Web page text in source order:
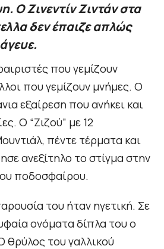
Ο Ζινεντίν Ζιντάν στα
δεν έπαιζε απλώς
που γεμίζουν
που γεμίζουν μνήμες. Ο
εξαίρεση που ανήκει και
Ο “Ζιζού” με 12
πέντε τέρματα και
ανεξίτηλο το στίγμα στην
ποδοσφαίρου.
του ήταν ηγετική. Σε
ονόματα δίπλα του ο
θρύλος του γαλλικού